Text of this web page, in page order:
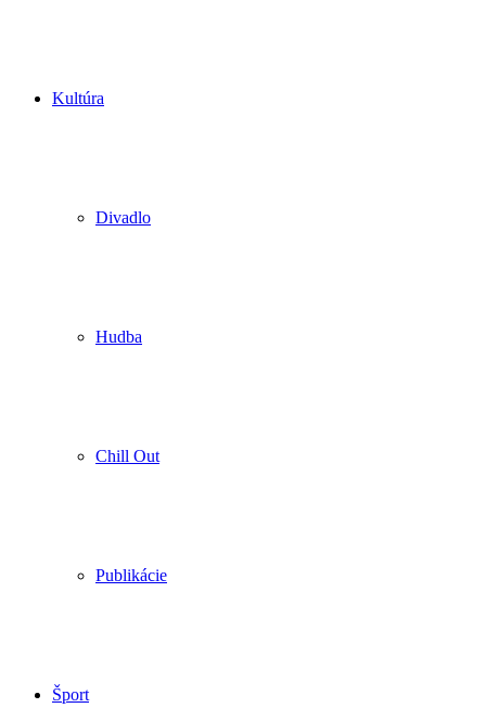
Kultúra
Divadlo
Hudba
Chill Out
Publikácie
Šport